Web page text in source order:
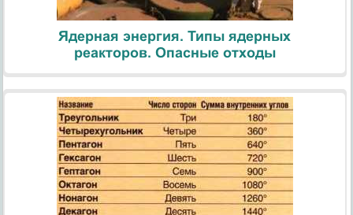
Ядерная энергия. Типы ядерных
реакторов. Опасные отходы